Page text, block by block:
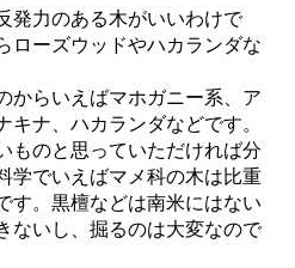
発力のある木がいいわけで
ローズウッドやハカランダな
からいえばマホガニー系、ア
キナ、ハカランダなどです。
ものと思っていただければ分
学でいえばマメ科の木は比重
す。黒檀などは南米にはない
ないし、掘るのは大変なので